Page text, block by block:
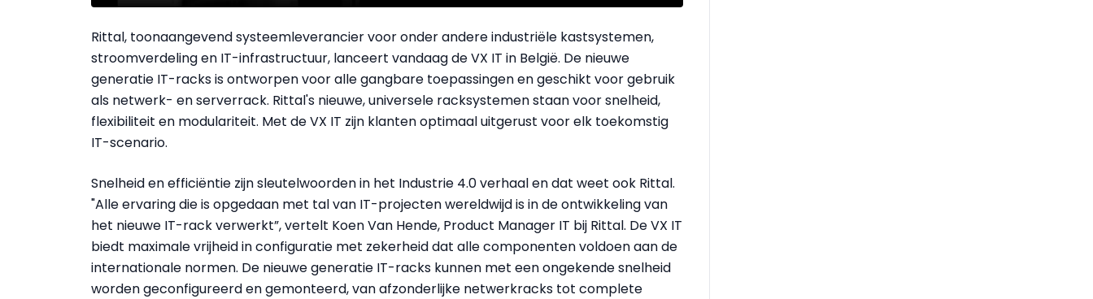
Rittal, toonaangevend systeemleverancier voor onder andere industriële kastsystemen,
stroomverdeling en IT-infrastructuur, lanceert vandaag de VX IT in België. De nieuwe
generatie IT-racks is ontworpen voor alle gangbare toepassingen en geschikt voor gebruik
als netwerk- en serverrack. Rittal's nieuwe, universele racksystemen staan voor snelheid,
flexibiliteit en modulariteit. Met de VX IT zijn klanten optimaal uitgerust voor elk toekomstig
IT-scenario.
Snelheid en efficiëntie zijn sleutelwoorden in het Industrie 4.0 verhaal en dat weet ook Rittal.
"Alle ervaring die is opgedaan met tal van IT-projecten wereldwijd is in de ontwikkeling van
het nieuwe IT-rack verwerkt”, vertelt Koen Van Hende, Product Manager IT bij Rittal. De VX IT
biedt maximale vrijheid in configuratie met zekerheid dat alle componenten voldoen aan de
internationale normen. De nieuwe generatie IT-racks kunnen met een ongekende snelheid
worden geconfigureerd en gemonteerd, van afzonderlijke netwerkracks tot complete